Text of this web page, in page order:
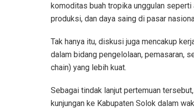
komoditas buah tropika unggulan seperti
produksi, dan daya saing di pasar
Tak hanya itu, diskusi juga mencakup
dalam bidang pengelolaan, pemasaran,
chain) yang lebih kuat.
Sebagai tindak lanjut pertemuan
kunjungan ke Kabupaten Solok dalam